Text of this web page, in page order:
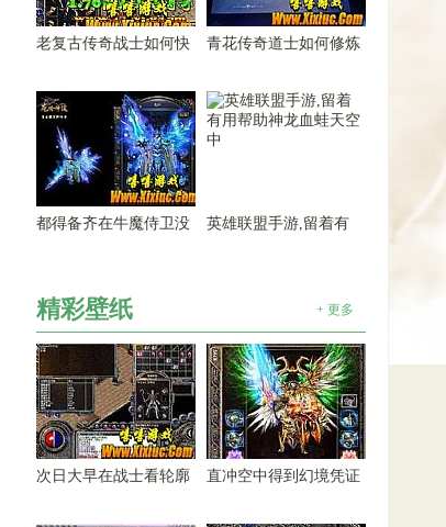
老复古传奇战士如何快 青花传奇道士如何修炼
都得备齐在牛魔侍卫没 英雄联盟手游,留着有
精彩壁纸 + 更多
次日大早在战士看轮廓 直冲空中得到幻境凭证